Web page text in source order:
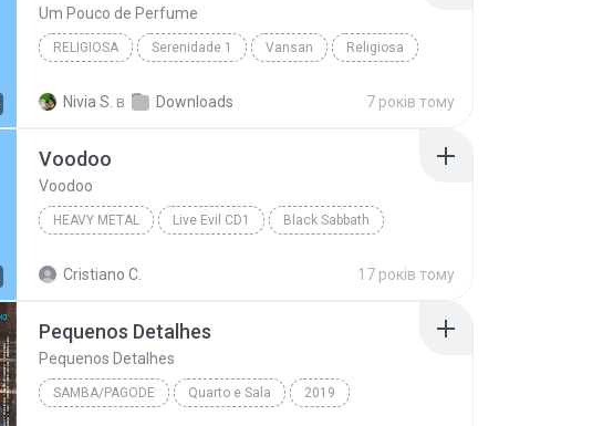
Um Pouco de Perfume
RELIGIOSA Serenidade 1 Vansan Religiosa
Nivia S. в Downloads 7 років тому
Voodoo
Voodoo
HEAVY METAL Live Evil CD1 Black Sabbath
Cristiano C. 17 років тому
Pequenos Detalhes
Pequenos Detalhes
SAMBA/PAGODE Quarto e Sala 2019